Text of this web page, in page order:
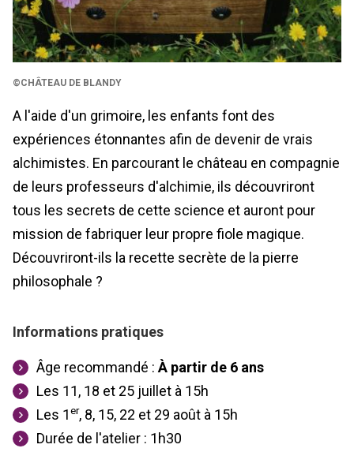
©CHÂTEAU DE BLANDY
A l'aide d'un grimoire, les enfants font des
expériences étonnantes afin de devenir de vrais
alchimistes. En parcourant le château en compagnie
de leurs professeurs d'alchimie, ils découvriront
tous les secrets de cette science et auront pour
mission de fabriquer leur propre fiole magique.
Découvriront-ils la recette secrète de la pierre
philosophale ?
Informations pratiques
Âge recommandé : À partir de 6 ans
Les 11, 18 et 25 juillet à 15h
Les 1er, 8, 15, 22 et 29 août à 15h
Durée de l'atelier : 1h30